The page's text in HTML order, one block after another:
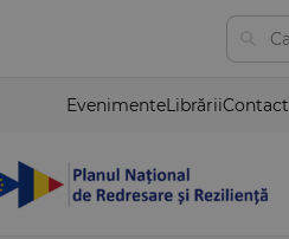
EvenimenteLibrăriiContact